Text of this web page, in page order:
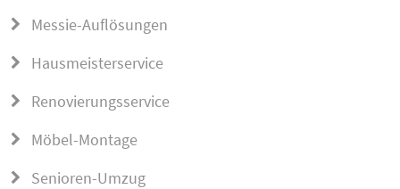
Messie-Auflösungen
Hausmeisterservice
Renovierungsservice
Möbel-Montage
Senioren-Umzug